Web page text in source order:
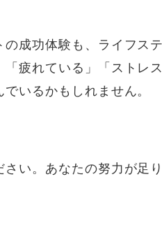
の成功体験も、ライフス
「疲れている」「ストレ
いるかもしれません。
い。あなたの努力が足